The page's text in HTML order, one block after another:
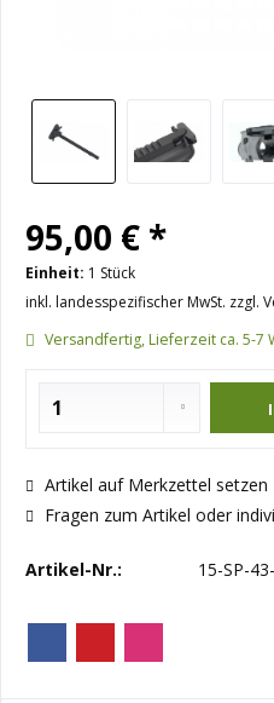
95,00 € *
Einheit: 1 Stück
inkl. landesspezifischer MwSt. zzgl.
Versandfertig, Lieferzeit ca. 5-7
Artikel auf Merkzettel setzen
Fragen zum Artikel oder
Artikel-Nr.: 15-SP-